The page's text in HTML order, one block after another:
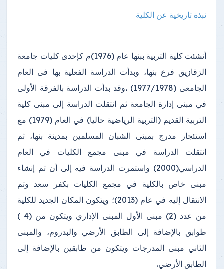
نبذة تاريخية عن الكلية
أنشئت كلية التربية ببنها عام (1976)م كإحدى كليات جامعة
الزقازيق فرع بنها، وبدأت الدراسة الفعلية بها فى العام
الجامعى (1977/1978) ،وقد بدأت الدراسة بالفرقة الأولى
في مبنى إدارة الجامعة ثم انتقلت الدراسة إلى مبنى كلية
التربية القديم (التربية الرياضية حاليا) في العام (1979) مع
استئجار مدرج بمبنى الشبان المسلمين بمدينة بنها، ثم
انتقلت الدراسة في مبنى مجمع الكليات في العام
الدراسي(2000) واستمرت الدراسة فيه إلى أن تم إنشاء
مبنى خاص بالكلية في مجمع الكليات بكفر سعد وتم
الانتقال إليه في عام (2013)؛ ويتكون المكان الجديد للكلية
من عدد (2) مبنى الأول المبنى الإداري ويتكون من (4 )
طوابق بالإضافة إلى الطابق الأرضي والبدروم، والمبنى
الثاني مبنى المدرجات ويتكون من طابقين بالإضافة إلى
الطابق الأرضي.